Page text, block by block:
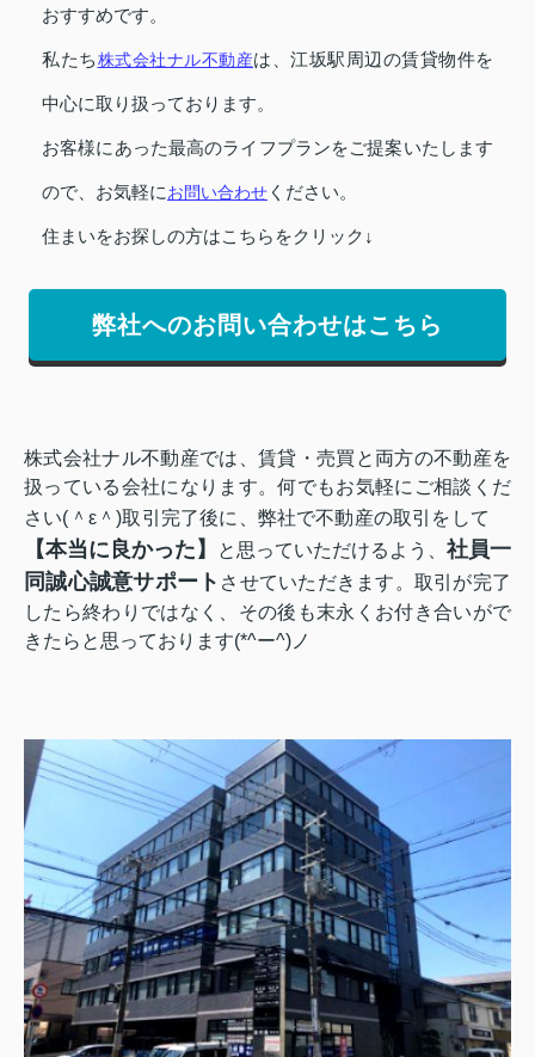
おすすめです。
私たち株式会社ナル不動産は、江坂駅周辺の賃貸物件を
中心に取り扱っております。
お客様にあった最高のライフプランをご提案いたします
ので、お気軽にお問い合わせ ください。
住まいをお探しの方はこちらをクリック↓
弊社へのお問い合わせはこちら
株式会社ナル不動産では、賃貸・売買と両方の不動産を
扱っている会社になります。何でもお気軽にご相談くだ
さい(＾ε＾)取引完了後に、弊社で不動産の取引をして
【本当に良かった】 と思っていただけるよう、 社員一
同誠心誠意サポート させていただきます。 取引が完了
したら終わりではなく、その後も末永くお付き合いがで
きたらと思っております(*^ー^)ノ